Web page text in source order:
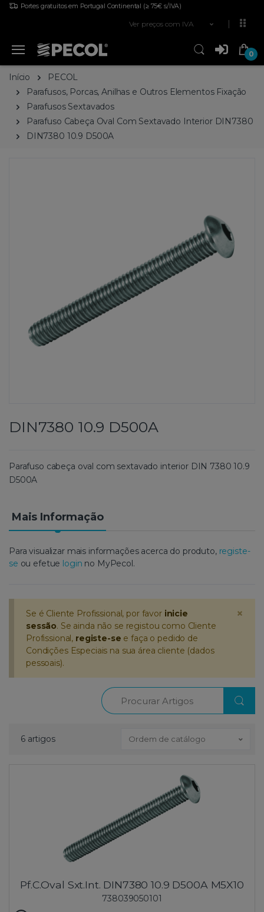
Portes gratuitos em Portugal Continental (≥ 75€ s/IVA)
Ver preços com IVA
0
Início
PECOL
Parafusos, Porcas, Anilhas e Outros Elementos Fixação
Parafusos Sextavados
Parafuso Cabeça Oval Com Sextavado Interior DIN7380
DIN7380 10.9 D500A
DIN7380 10.9 D500A
Parafuso cabeça oval com sextavado interior DIN 7380 10.9
D500A
Mais Informação
Para visualizar mais informações acerca do produto, registe-
se ou efetue login no MyPecol.
×
Se é Cliente Profissional, por favor inicie
sessão. Se ainda não se registou como Cliente
Profissional, registe-se e faça o pedido de
Condições Especiais na sua área cliente (dados
pessoais).
Procurar
6 artigos Ordem de catálogo
Pf.C.Oval Sxt.Int. DIN7380 10.9 D500A M5X10
738039050101